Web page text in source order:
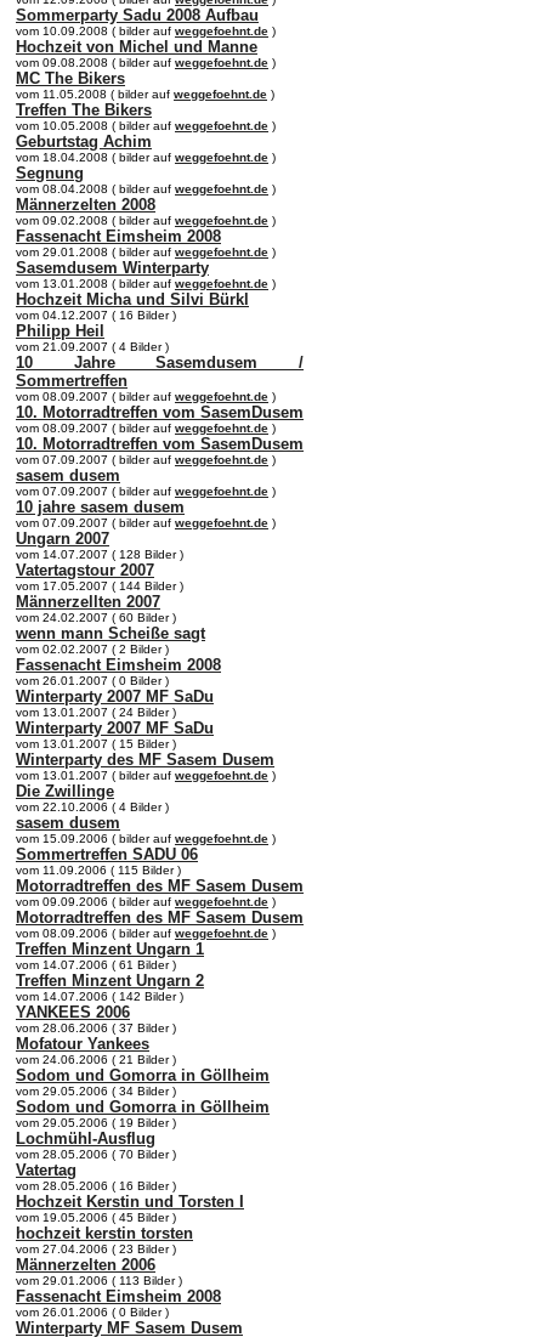
Sommerparty Sadu 2008 Aufbau
vom 10.09.2008 ( bilder auf weggefoehnt.de )
Hochzeit von Michel und Manne
vom 09.08.2008 ( bilder auf weggefoehnt.de )
MC The Bikers
vom 11.05.2008 ( bilder auf weggefoehnt.de )
Treffen The Bikers
vom 10.05.2008 ( bilder auf weggefoehnt.de )
Geburtstag Achim
vom 18.04.2008 ( bilder auf weggefoehnt.de )
Segnung
vom 08.04.2008 ( bilder auf weggefoehnt.de )
Männerzelten 2008
vom 09.02.2008 ( bilder auf weggefoehnt.de )
Fassenacht Eimsheim 2008
vom 29.01.2008 ( bilder auf weggefoehnt.de )
Sasemdusem Winterparty
vom 13.01.2008 ( bilder auf weggefoehnt.de )
Hochzeit Micha und Silvi Bürkl
vom 04.12.2007 ( 16 Bilder )
Philipp Heil
vom 21.09.2007 ( 4 Bilder )
10 Jahre Sasemdusem /
Sommertreffen
vom 08.09.2007 ( bilder auf weggefoehnt.de )
10. Motorradtreffen vom SasemDusem
vom 08.09.2007 ( bilder auf weggefoehnt.de )
10. Motorradtreffen vom SasemDusem
vom 07.09.2007 ( bilder auf weggefoehnt.de )
sasem dusem
vom 07.09.2007 ( bilder auf weggefoehnt.de )
10 jahre sasem dusem
vom 07.09.2007 ( bilder auf weggefoehnt.de )
Ungarn 2007
vom 14.07.2007 ( 128 Bilder )
Vatertagstour 2007
vom 17.05.2007 ( 144 Bilder )
Männerzellten 2007
vom 24.02.2007 ( 60 Bilder )
wenn mann Scheiße sagt
vom 02.02.2007 ( 2 Bilder )
Fassenacht Eimsheim 2008
vom 26.01.2007 ( 0 Bilder )
Winterparty 2007 MF SaDu
vom 13.01.2007 ( 24 Bilder )
Winterparty 2007 MF SaDu
vom 13.01.2007 ( 15 Bilder )
Winterparty des MF Sasem Dusem
vom 13.01.2007 ( bilder auf weggefoehnt.de )
Die Zwillinge
vom 22.10.2006 ( 4 Bilder )
sasem dusem
vom 15.09.2006 ( bilder auf weggefoehnt.de )
Sommertreffen SADU 06
vom 11.09.2006 ( 115 Bilder )
Motorradtreffen des MF Sasem Dusem
vom 09.09.2006 ( bilder auf weggefoehnt.de )
Motorradtreffen des MF Sasem Dusem
vom 08.09.2006 ( bilder auf weggefoehnt.de )
Treffen Minzent Ungarn 1
vom 14.07.2006 ( 61 Bilder )
Treffen Minzent Ungarn 2
vom 14.07.2006 ( 142 Bilder )
YANKEES 2006
vom 28.06.2006 ( 37 Bilder )
Mofatour Yankees
vom 24.06.2006 ( 21 Bilder )
Sodom und Gomorra in Göllheim
vom 29.05.2006 ( 34 Bilder )
Sodom und Gomorra in Göllheim
vom 29.05.2006 ( 19 Bilder )
Lochmühl-Ausflug
vom 28.05.2006 ( 70 Bilder )
Vatertag
vom 28.05.2006 ( 16 Bilder )
Hochzeit Kerstin und Torsten I
vom 19.05.2006 ( 45 Bilder )
hochzeit kerstin torsten
vom 27.04.2006 ( 23 Bilder )
Männerzelten 2006
vom 29.01.2006 ( 113 Bilder )
Fassenacht Eimsheim 2008
vom 26.01.2006 ( 0 Bilder )
Winterparty MF Sasem Dusem